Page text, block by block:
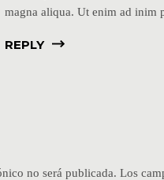
magna aliqua. Ut enim ad inim
REPLY
no será publicada. Los